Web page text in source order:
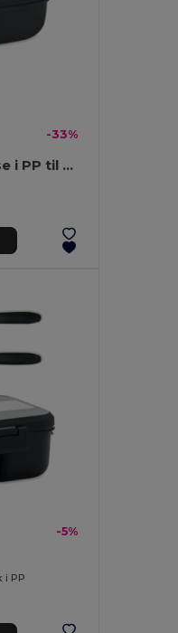
-33%
LUX LUNCH Madkasse i PP til mikroovnen
-5%
i PP